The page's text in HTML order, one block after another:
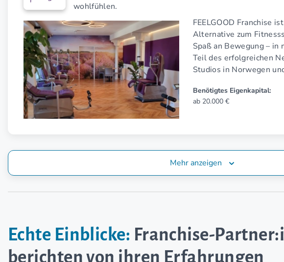
wohlfühlen.
FEELGOOD Franchise
Alternative zum
Spaß an Bewegung –
Teil des erfolgreichen
Studios in Norwegen
Benötigtes Eigenkapital:
ab 20.000 €
Mehr anzeigen
Echte Einblicke: Franchise-
berichten von ihren Erfahrungen